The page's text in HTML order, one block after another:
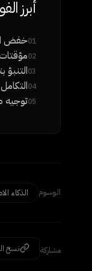
أبرز
01خفض
02
03
04
05توجيه
الوسوم الذكاء
مشاركة نسخ